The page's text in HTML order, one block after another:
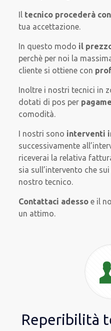
Il tecnico procederà
tua accettazione.
In questo modo il
perchè per noi la
cliente si ottiene con
Inoltre i nostri tecnici in
dotati di pos per
comodità.
I nostri sono interventi
successivamente
riceverai la relativa
sia sull’intervento che
nostro tecnico.
Contattaci adesso e il
un attimo.
Reperibilità